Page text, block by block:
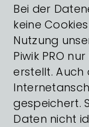
Bei der
keine
Nutzung
Piwik PRO
erstellt. Auch
gespeichert.
Daten nicht